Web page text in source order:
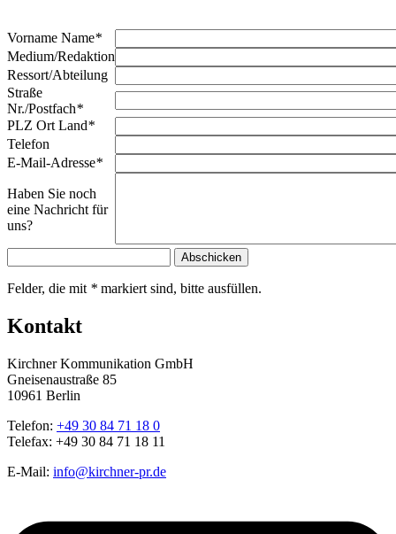
Vorname Name*
Medium/Redaktion
Ressort/Abteilung
Straße
Nr./Postfach*
PLZ Ort Land*
Telefon
E-Mail-Adresse*
Haben Sie noch
eine Nachricht für
uns?
Felder, die mit * markiert sind, bitte ausfüllen.
Kontakt
Kirchner Kommunikation GmbH
Gneisenaustraße 85
10961 Berlin
Telefon: +49 30 84 71 18 0
Telefax: +49 30 84 71 18 11
E-Mail: info@kirchner-pr.de